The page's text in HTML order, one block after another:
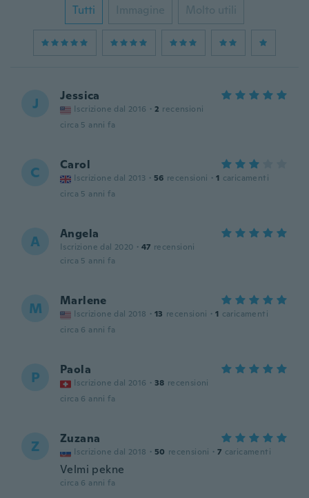
Tutti Immagine Molto utili
J Jessica
Iscrizione dal 2016 · 2 recensioni
circa 5 anni fa
C Carol
Iscrizione dal 2013 · 56 recensioni · 1 caricamenti
circa 5 anni fa
A Angela
Iscrizione dal 2020 · 47 recensioni
circa 5 anni fa
M Marlene
Iscrizione dal 2018 · 13 recensioni · 1 caricamenti
circa 6 anni fa
P Paola
Iscrizione dal 2016 · 38 recensioni
circa 6 anni fa
Z Zuzana
Iscrizione dal 2018 · 50 recensioni · 7 caricamenti
Velmi pekne
circa 6 anni fa